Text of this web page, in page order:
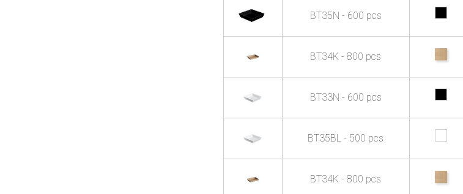
BT35N - 600 pcs
BT34K - 800 pcs
BT33N - 600 pcs
BT35BL - 500 pcs
BT34K - 800 pcs